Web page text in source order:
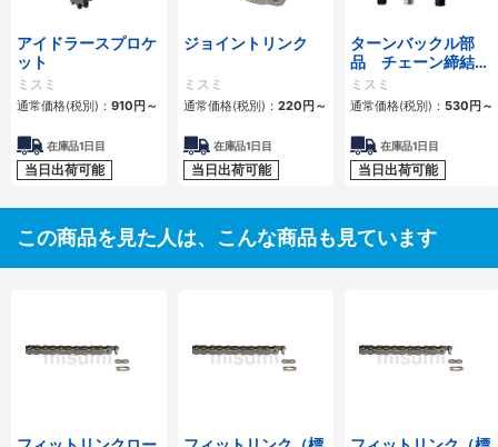
アイドラースプロケ
ット
ミスミ
通常価格(税別)： 910円～
在庫品1日目
当日出荷可能
ジョイントリンク
ミスミ
通常価格(税別)： 220円～
在庫品1日目
当日出荷可能
ターンバックル部
品 チェーン締結
用 スタンダードタ
イプ・ロングタイプ
ミスミ
通常価格(税別)： 530円～
在庫品1日目
当日出荷可能
この商品を見た人は、こんな商品も見ています